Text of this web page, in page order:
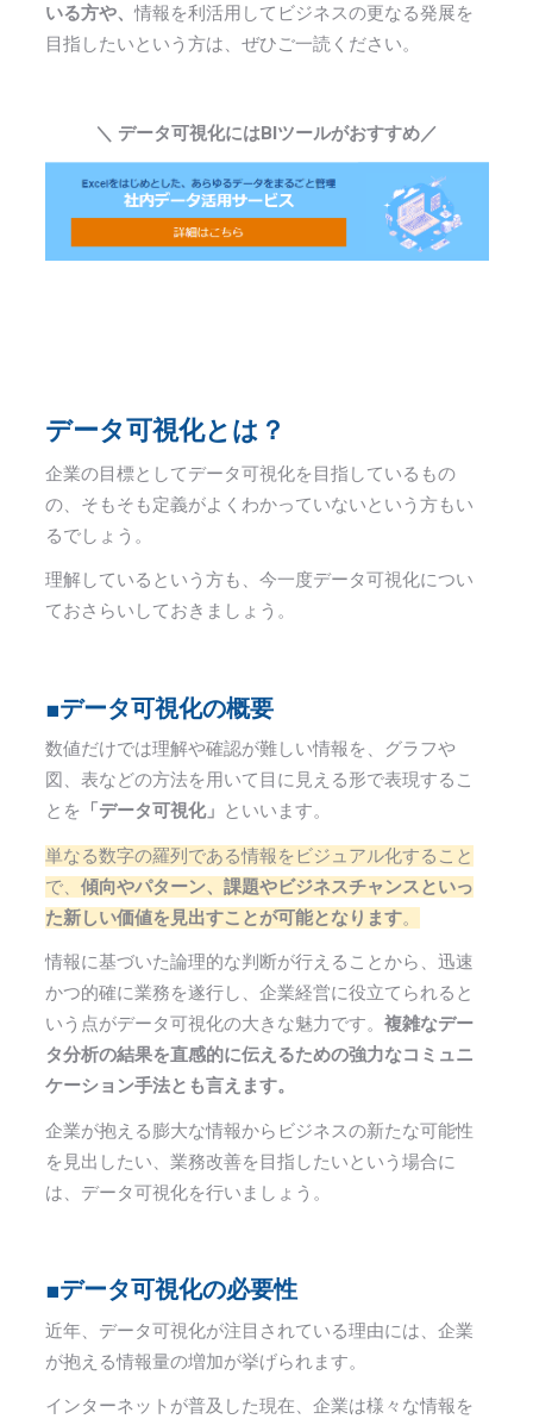
いる方や、 情報を利活用してビジネスの更なる発展を
目指したいという方は、ぜひご一読ください。
＼ データ可視化にはBIツールがおすすめ／
データ可視化とは？
企業の目標としてデータ可視化を目指しているもの
の、そもそも定義がよくわかっていないという方もい
るでしょう。
理解しているという方も、今一度データ可視化につい
ておさらいしておきましょう。
■データ可視化の概要
数値だけでは理解や確認が難しい情報を、グラフや
図、表などの方法を用いて目に見える形で表現するこ
とを 「データ可視化」 といいます。
単なる数字の羅列である情報をビジュアル化すること
で、 傾向やパターン、課題やビジネスチャンスといっ
た新しい価値を見出すことが可能となります。
情報に基づいた論理的な判断が行えることから、迅速
かつ的確に業務を遂行し、企業経営に役立てられると
いう点がデータ可視化の大きな魅力です。 複雑なデー
タ分析の結果を直感的に伝えるための強力なコミュニ
ケーション手法とも言えます。
企業が抱える膨大な情報からビジネスの新たな可能性
を見出したい、業務改善を目指したいという場合に
は、データ可視化を行いましょう。
■データ可視化の必要性
近年、データ可視化が注目されている理由には、企業
が抱える情報量の増加が挙げられます。
インターネットが普及した現在、企業は様々な情報を